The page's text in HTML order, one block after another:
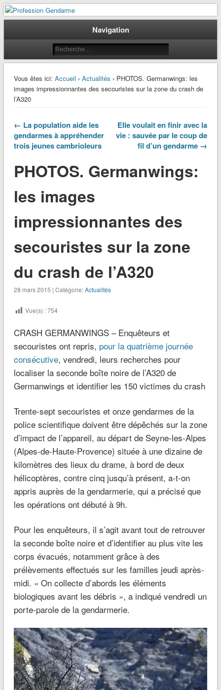
Profession Gendarme
Le journal des gendarmes
Navigation
Vous êtes ici: Accueil › Actualités › PHOTOS. Germanwings: les
images impressionnantes des secouristes sur la zone du crash de
l’A320
← La population aide les
gendarmes à appréhender
trois jeunes cambrioleurs
Elle voulait en finir avec la
vie : sauvée par le coup de
fil d’un gendarme →
PHOTOS. Germanwings:
les images
impressionnantes des
secouristes sur la zone
du crash de l’A320
28 mars 2015 | Catégorie:Actualités
Vue(s) :754
CRASH GERMANWINGS – Enquêteurs et
secouristes ont repris, pour la quatrième journée
consécutive, vendredi, leurs recherches pour
localiser la seconde boîte noire de l’A320 de
Germanwings et identifier les 150 victimes du crash
Trente-sept secouristes et onze gendarmes de la
police scientifique doivent être dépêchés sur la zone
d’impact de l’appareil, au départ de Seyne-les-Alpes
(Alpes-de-Haute-Provence) située à une dizaine de
kilomètres des lieux du drame, à bord de deux
hélicoptères, contre cinq jusqu’à présent, a-t-on
appris auprès de la gendarmerie, qui a précisé que
les opérations ont débuté à 9h.
Pour les enquêteurs, il s’agit avant tout de retrouver
la seconde boîte noire et d’identifier au plus vite les
corps évacués, notamment grâce à des
prélèvements effectués sur les familles jeudi après-
midi. « On collecte d’abords les éléments
biologiques avant les débris », a indiqué vendredi un
porte-parole de la gendarmerie.